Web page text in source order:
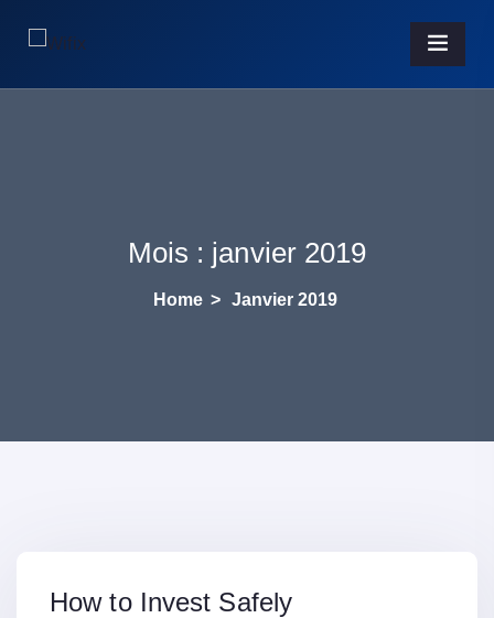
Mois : janvier 2019
Home > Janvier 2019
15 janvier 2019
How to Invest Safely